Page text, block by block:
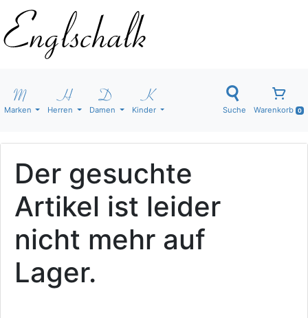
Marken Herren Damen Kinder Suche Warenkorb 0
Der gesuchte
Artikel ist leider
nicht mehr auf
Lager.